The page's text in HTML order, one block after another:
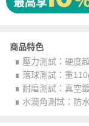
商品特色
∎ 壓力測試：硬度
∎ 落球測試：重
∎ 耐磨測試：真空
∎ 水滴角測試：防